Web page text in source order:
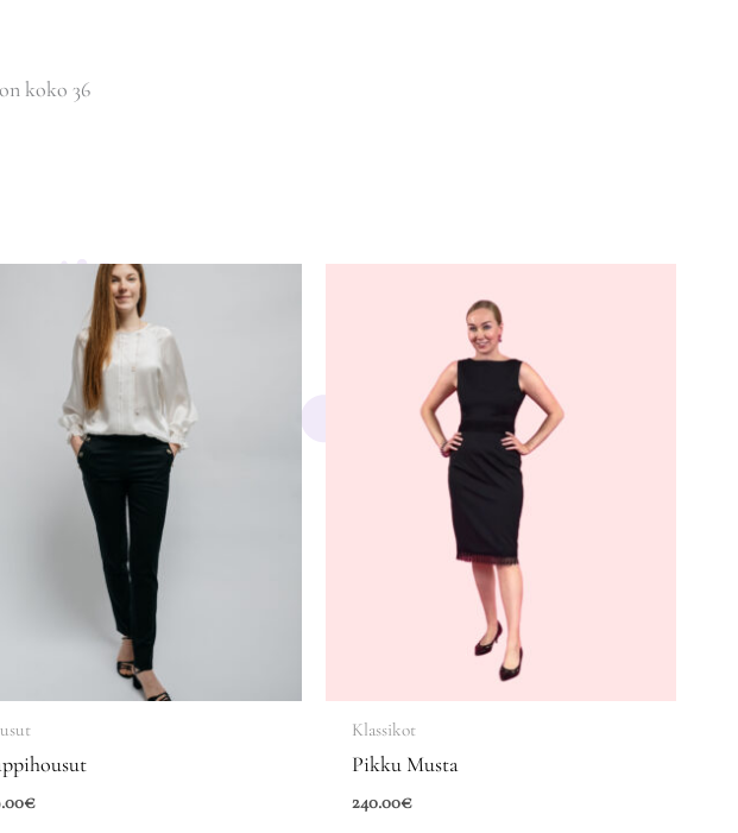
koko 36
€
Klassikot
Pikku Musta
240.00€